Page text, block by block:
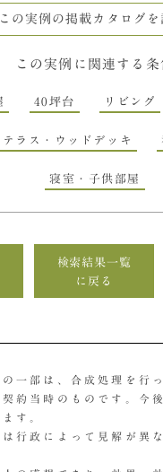
この実例の掲載カタログを
この実例に関連する条
40坪台 リビング
テラス・ウッドデッキ
寝室・子供部屋
検索結果一覧
に戻る
一部は、合成処理を行
約当時のものです。今
す。
行政によって見解が異